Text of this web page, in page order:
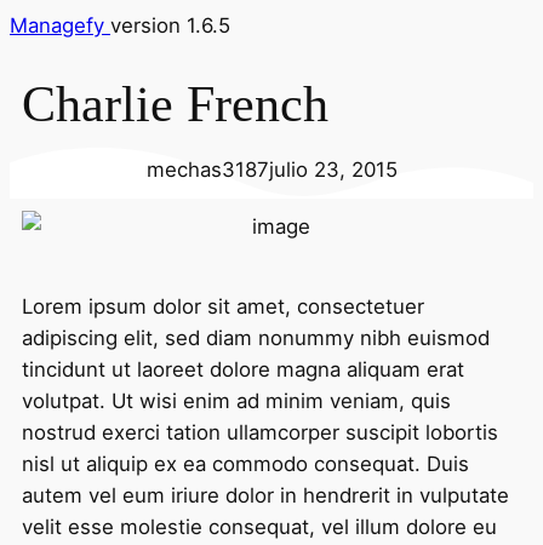
Managefy version 1.6.5
Charlie French
mechas3187julio 23, 2015
Lorem ipsum dolor sit amet, consectetuer
adipiscing elit, sed diam nonummy nibh euismod
tincidunt ut laoreet dolore magna aliquam erat
volutpat. Ut wisi enim ad minim veniam, quis
nostrud exerci tation ullamcorper suscipit lobortis
nisl ut aliquip ex ea commodo consequat. Duis
autem vel eum iriure dolor in hendrerit in vulputate
velit esse molestie consequat, vel illum dolore eu